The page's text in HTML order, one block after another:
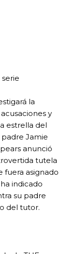
serie
la
y
estrella del
Jamie
anunció
tutela
fuera asignado
indicado
su padre
del tutor.